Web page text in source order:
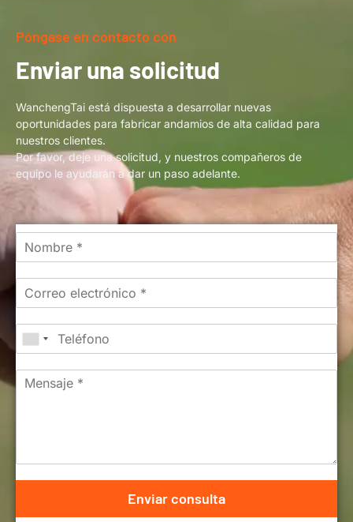
Póngase en contacto con
Enviar una solicitud
WanchengTai está dispuesta a desarrollar nuevas
oportunidades para fabricar andamios de alta calidad para
nuestros clientes.
Por favor, deje una solicitud, y nuestros compañeros de
equipo le ayudarán a dar un paso adelante.
Enviar consulta